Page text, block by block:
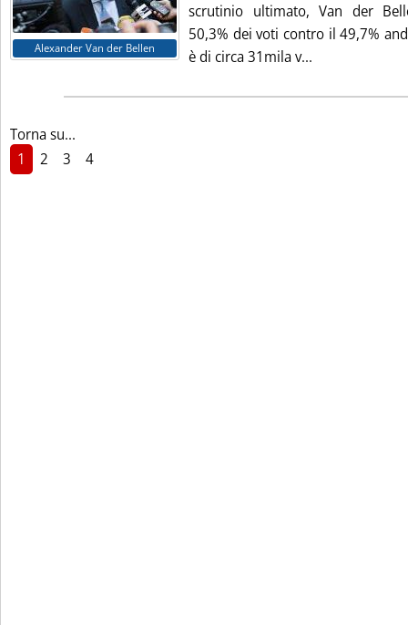
Alexander Van der Bellen
scrutinio ultimato, Van der
50,3% dei voti contro il 49,7%
è di circa 31mila v...
Torna su...
1
2 3 4